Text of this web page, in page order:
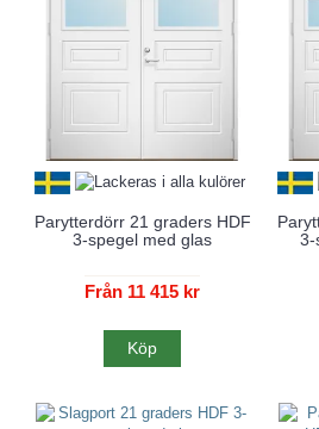
Parytterdörr 21 graders HDF
3-spegel med glas
Från 11 415 kr
Köp
3-